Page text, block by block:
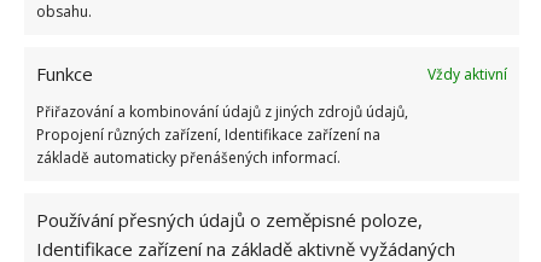
obsahu.
Funkce
Vždy aktivní
Přiřazování a kombinování údajů z jiných zdrojů údajů,
Propojení různých zařízení, Identifikace zařízení na
základě automaticky přenášených informací.
Používání přesných údajů o zeměpisné poloze,
Identifikace zařízení na základě aktivně vyžádaných
Ostruhatka (Diascia)